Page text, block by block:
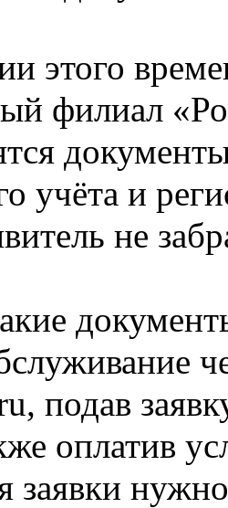
этого
филиал
учёта и
не
подав
оплатив
нужно